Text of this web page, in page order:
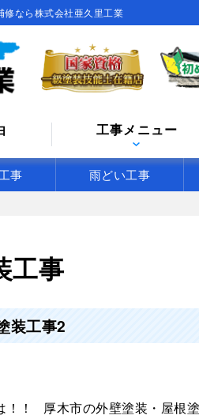
なら株式会社亜久里工業
工事メニュー
事 雨どい工事
工事
装工事2
！！ 厚木市の外壁塗装・屋